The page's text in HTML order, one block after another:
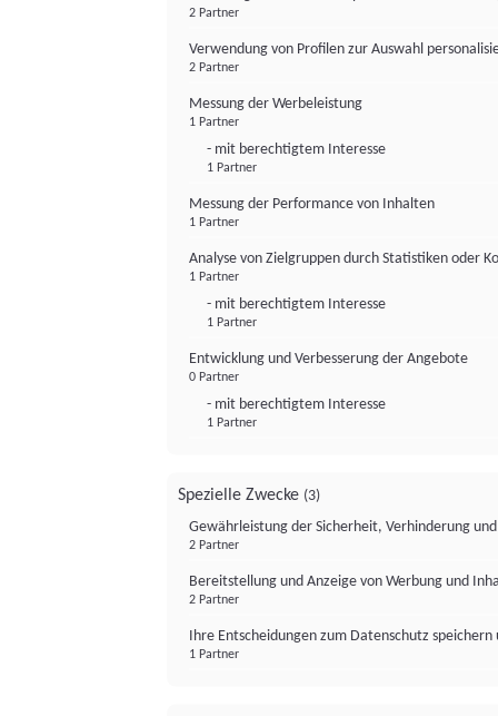
2 Partner
Verwendung von Profilen zur Auswahl
2 Partner
Messung der Werbeleistung
1 Partner
- mit berechtigtem Interesse
1 Partner
Messung der Performance von Inhalten
1 Partner
Analyse von Zielgruppen durch Statistiken oder
1 Partner
- mit berechtigtem Interesse
1 Partner
Entwicklung und Verbesserung der Angebote
0 Partner
- mit berechtigtem Interesse
1 Partner
Spezielle Zwecke (3)
Gewährleistung der Sicherheit, Verhinderung
2 Partner
Bereitstellung und Anzeige von Werbung und
2 Partner
Ihre Entscheidungen zum Datenschutz
1 Partner